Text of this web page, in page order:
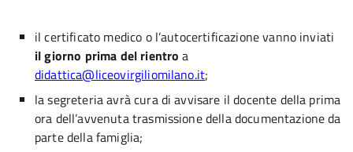
il certificato medico o l’autocertificazione vanno inviati
il giorno prima del rientro a
didattica@liceovirgiliomilano.it;
la segreteria avrà cura di avvisare il docente della prima
ora dell’avvenuta trasmissione della documentazione da
parte della famiglia;